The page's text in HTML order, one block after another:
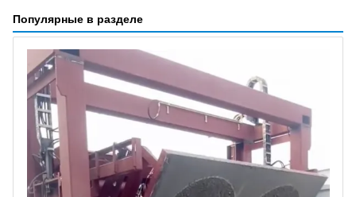
Популярные в разделе